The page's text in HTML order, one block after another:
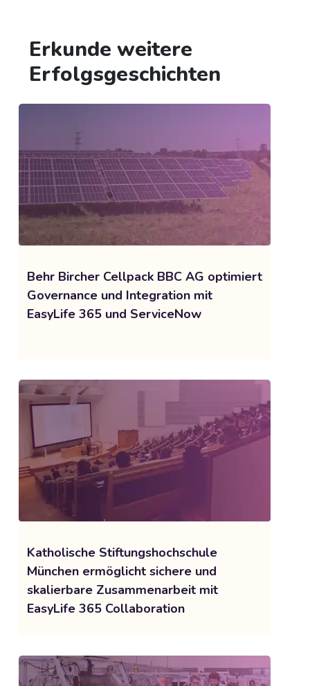
Erkunde weitere
Erfolgsgeschichten
Behr Bircher Cellpack BBC AG optimiert
Governance und Integration mit
EasyLife 365 und ServiceNow
Katholische Stiftungshochschule
München ermöglicht sichere und
skalierbare Zusammenarbeit mit
EasyLife 365 Collaboration